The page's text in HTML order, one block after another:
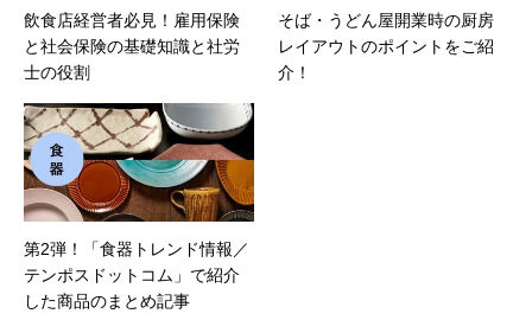
飲食店経営者必見！雇用保険
と社会保険の基礎知識と社労
士の役割
そば・うどん屋開業時の厨房
レイアウトのポイントをご紹
介！
第2弾！「食器トレンド情報／
テンポスドットコム」で紹介
した商品のまとめ記事